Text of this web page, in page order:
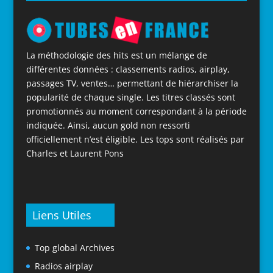
La méthodologie des hits est un mélange de
différentes données : classements radios, airplay,
passages TV, ventes… permettant de hiérarchiser la
popularité de chaque single. Les titres classés sont
promotionnés au moment correspondant à la période
indiquée. Ainsi, aucun gold non ressorti
officiellement n’est éligible. Les tops sont réalisés par
Charles et Laurent Pons
Liens Utiles
Top global Archives
Radios airplay